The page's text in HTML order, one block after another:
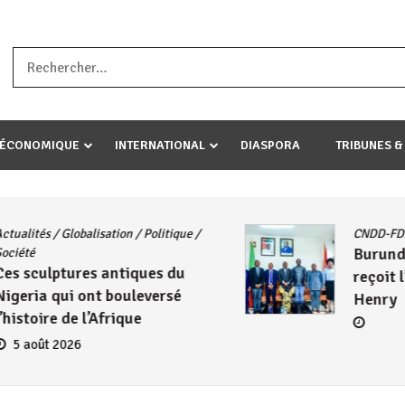
umariye umuryango wawe canke igihugu cakwibarutse
INTERNATIONAL DIASPORA TRIBUNES
CNDD-FDD/Diplomatie
Burundi – Kenya : Le CNDD-FDD
reçoit l’ambassadeur Wambuma
Henry